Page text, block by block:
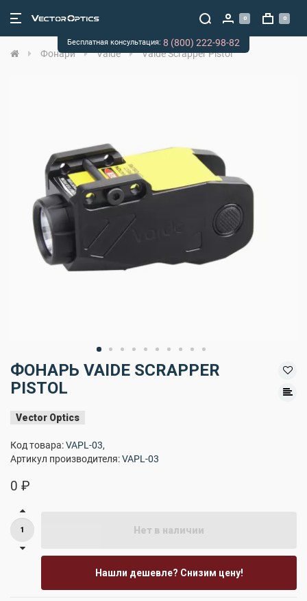
0 0
Фонари Vaide Vaide Scrapper Pistol
ФОНАРЬ VAIDE SCRAPPER
PISTOL
Vector Optics
Код товара:VAPL-03,
Артикул производителя:VAPL-03
0 ₽
Нет в наличии
Нашли дешевле? Снизим цену!
Бесплатная консультация: 8 (800) 222-98-82